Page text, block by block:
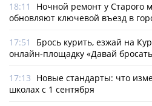
18:11
Ночной ремонт у Старого
обновляют ключевой въезд в
17:51
Брось курить, езжай на
онлайн-­площадку «Давай
17:13 Новые стандарты: что
школах с 1 сентября